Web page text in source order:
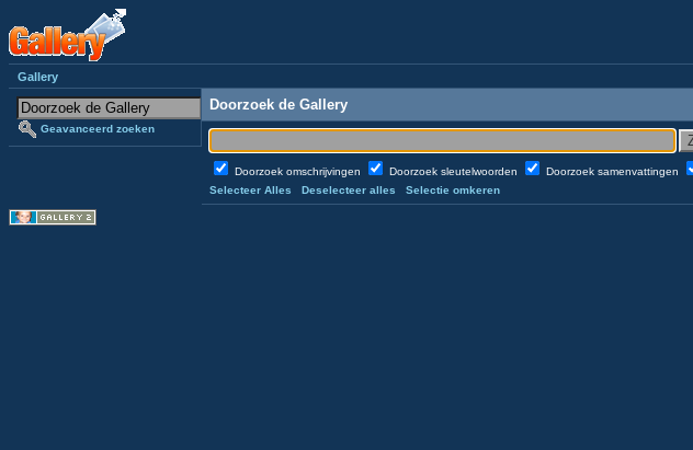
Gallery
Geavanceerd zoeken
Doorzoek de Gallery
Doorzoek omschrijvingen Doorzoek sleutelwoorden Doorzoek samenvattingen
Selecteer Alles
Deselecteer alles Selectie omkeren